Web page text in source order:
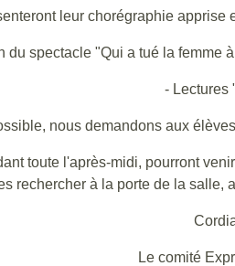
leur chorégraphie apprise
du spectacle "Qui a tué la femme
- Lectures
nous demandons aux
toute l'après-midi, pourront
rechercher à la porte de la salle,
Le comité